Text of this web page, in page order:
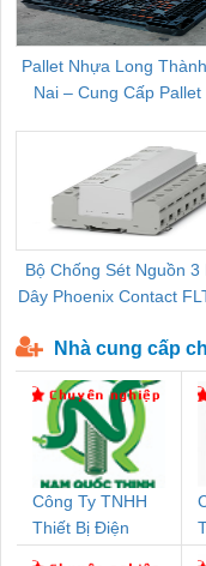
Pallet Nhựa Long
Nai – Cung Cấp Pallet
Bộ Chống Sét Nguồn 3
Dây Phoenix Contact
Nhà cung cấp
Công Ty TNHH
Thiết Bị Điện